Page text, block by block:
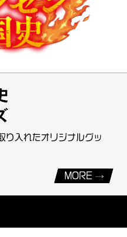
り入れたオリジナルグッ
MORE